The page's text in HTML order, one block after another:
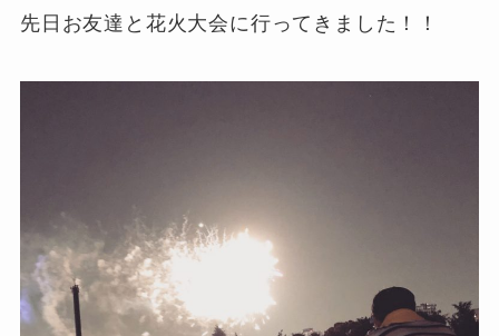
先日お友達と花火大会に行ってきました！！